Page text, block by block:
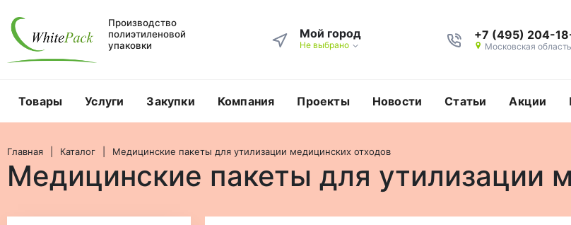
Производство
полиэтиленовой
упаковки
Мой город
Не выбрано
+7 (495) 204-
Московская область
Товары Услуги Закупки Компания Проекты Новости Статьи Акции
Главная Каталог Медицинские пакеты для утилизации медицинских отходов
Медицинские пакеты для утилизации